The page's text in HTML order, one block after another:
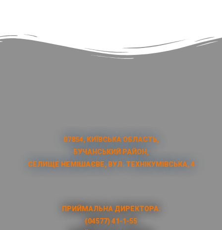
07854, КИЇВСЬКА ОБЛАСТЬ,
БУЧАНСЬКИЙ РАЙОН,
СЕЛИЩЕ НЕМІШАЄВЕ, ВУЛ. ТЕХНІКУМІВСЬКА, 4
ПРИЙМАЛЬНА ДИРЕКТОРА:
(04577) 41-1-55